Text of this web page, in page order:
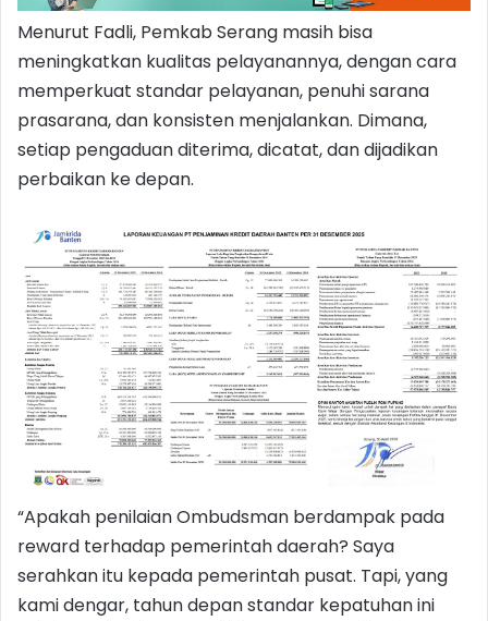
Menurut Fadli, Pemkab Serang masih bisa
meningkatkan kualitas pelayanannya, dengan cara
memperkuat standar pelayanan, penuhi sarana
prasarana, dan konsisten menjalankan. Dimana,
setiap pengaduan diterima, dicatat, dan dijadikan
perbaikan ke depan.
“Apakah penilaian Ombudsman berdampak pada
reward terhadap pemerintah daerah? Saya
serahkan itu kepada pemerintah pusat. Tapi, yang
kami dengar, tahun depan standar kepatuhan ini